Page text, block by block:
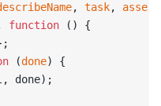
, task,
function () {
(done) {
done);